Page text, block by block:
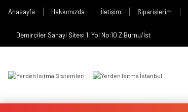
Anasayfa Hakkımızda İletişim Siparişlerim
Demirciler Sanayi Sitesi 1. Yol No:10 Z.Burnu/İst